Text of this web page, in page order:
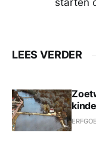
starten
LEES VERDER